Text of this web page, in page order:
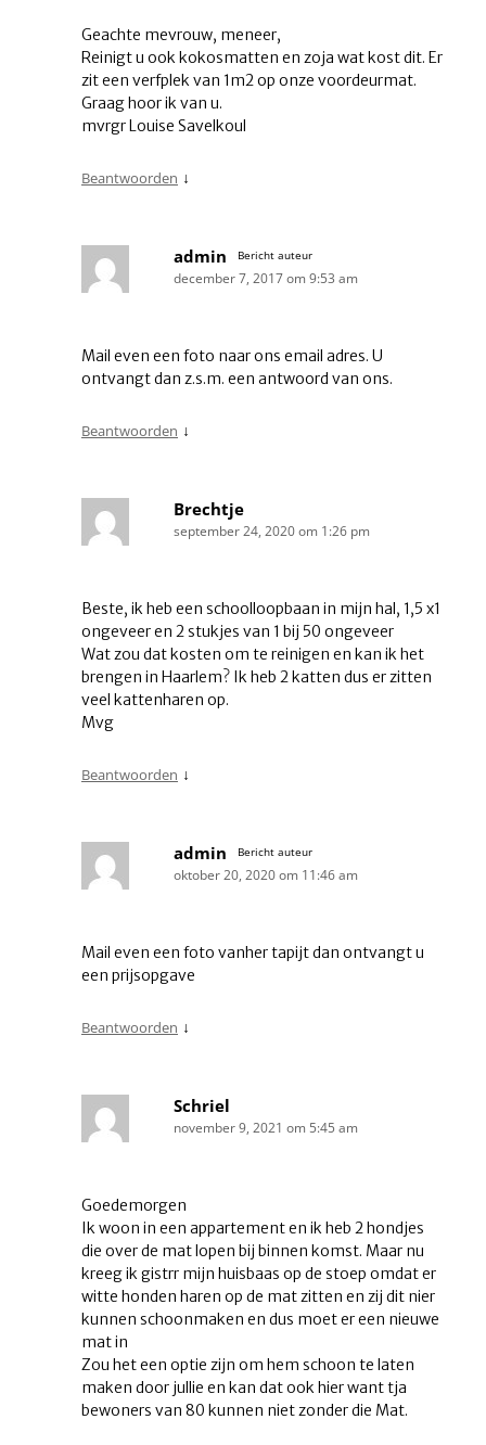
Geachte mevrouw, meneer,
Reinigt u ook kokosmatten en zoja wat kost dit. Er
zit een verfplek van 1m2 op onze voordeurmat.
Graag hoor ik van u.
mvrgr Louise Savelkoul
Beantwoorden ↓
admin Bericht auteur
december 7, 2017 om 9:53 am
Mail even een foto naar ons email adres. U
ontvangt dan z.s.m. een antwoord van ons.
Beantwoorden ↓
Brechtje
september 24, 2020 om 1:26 pm
Beste, ik heb een schoolloopbaan in mijn hal, 1,5 x1
ongeveer en 2 stukjes van 1 bij 50 ongeveer
Wat zou dat kosten om te reinigen en kan ik het
brengen in Haarlem? Ik heb 2 katten dus er zitten
veel kattenharen op.
Mvg
Beantwoorden ↓
admin Bericht auteur
oktober 20, 2020 om 11:46 am
Mail even een foto vanher tapijt dan ontvangt u
een prijsopgave
Beantwoorden ↓
Schriel
november 9, 2021 om 5:45 am
Goedemorgen
Ik woon in een appartement en ik heb 2 hondjes
die over de mat lopen bij binnen komst. Maar nu
kreeg ik gistrr mijn huisbaas op de stoep omdat er
witte honden haren op de mat zitten en zij dit nier
kunnen schoonmaken en dus moet er een nieuwe
mat in
Zou het een optie zijn om hem schoon te laten
maken door jullie en kan dat ook hier want tja
bewoners van 80 kunnen niet zonder die Mat.